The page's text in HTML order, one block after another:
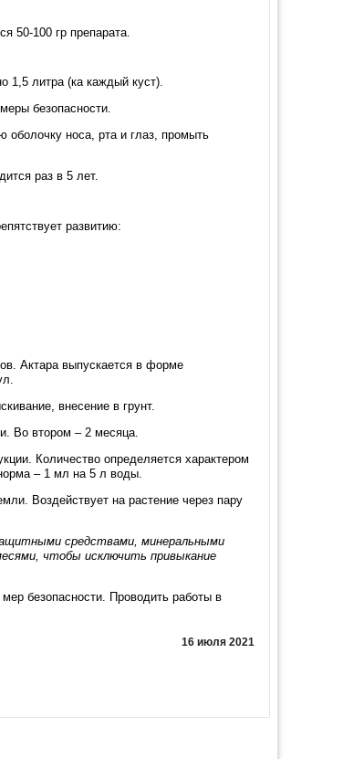
50-100 гр препарата.
1,5 литра (ка каждый куст).
безопасности.
оболочку носа, рта и глаз, промыть
раз в 5 лет.
развитию:
Актара выпускается в форме
внесение в грунт.
Во втором – 2 месяца.
Количество определяется характером
– 1 мл на 5 л воды.
Воздействует на растение через пару
средствами, минеральными
чтобы исключить привыкание
безопасности. Проводить работы в
16 июля 2021